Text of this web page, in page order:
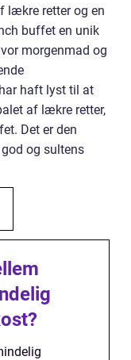
lækre retter og en
buffet en unik
morgenmad og
haft lyst til at
af lækre retter,
Det er den
og sultens